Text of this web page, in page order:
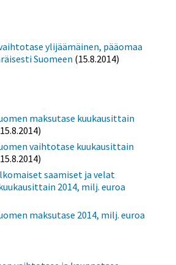
ylijäämäinen, pääomaa
Suomeen (15.8.2014)
maksutase kuukausittain
vaihtotase kuukausittain
saamiset ja velat
2014, milj. euroa
maksutase 2014, milj. euroa